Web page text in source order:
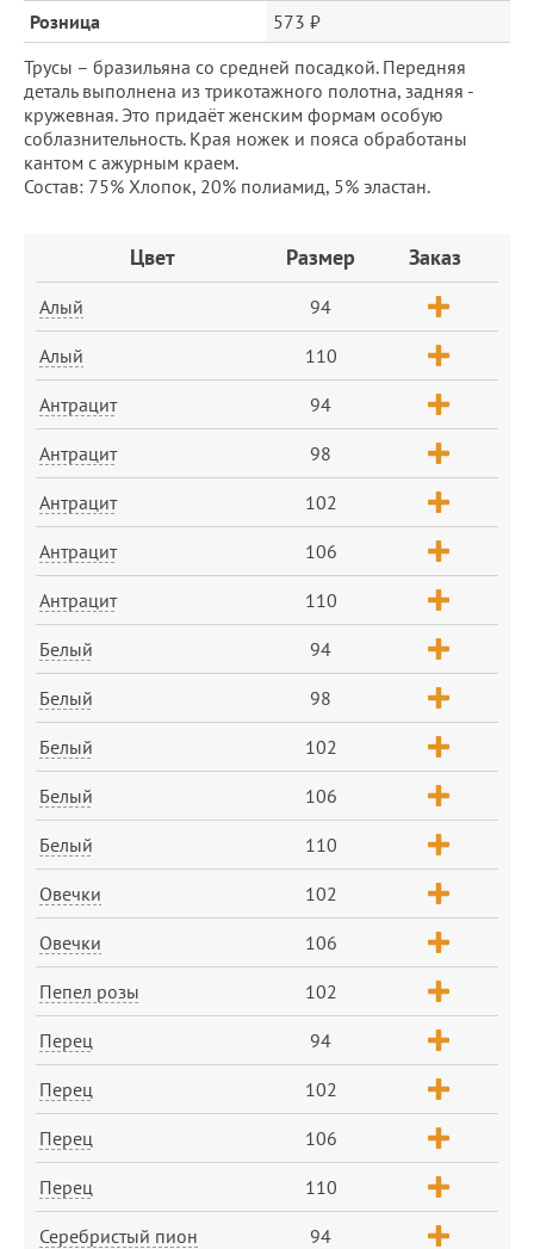
Розница
573 ₽
Трусы – бразильяна со средней посадкой. Передняя
деталь выполнена из трикотажного полотна, задняя -
кружевная. Это придаёт женским формам особую
соблазнительность. Края ножек и пояса обработаны
кантом с ажурным краем.
Состав: 75% Хлопок, 20% полиамид, 5% эластан.
Цвет Размер Заказ
Алый 94
Алый 110
Антрацит 94
Антрацит 98
Антрацит 102
Антрацит 106
Антрацит 110
Белый 94
Белый 98
Белый 102
Белый 106
Белый 110
Овечки 102
Овечки 106
Пепел розы 102
Перец 94
Перец 102
Перец 106
Перец 110
Серебристый пион 94